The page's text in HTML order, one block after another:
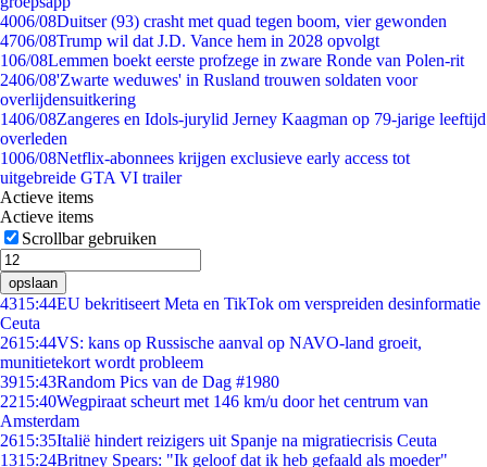
4006/08Duitser (93) crasht met quad tegen boom, vier gewonden
4706/08Trump wil dat J.D. Vance hem in 2028 opvolgt
106/08Lemmen boekt eerste profzege in zware Ronde van Polen-rit
2406/08'Zwarte weduwes' in Rusland trouwen soldaten voor
overlijdensuitkering
1406/08Zangeres en Idols-jurylid Jerney Kaagman op 79-jarige leeftijd
overleden
1006/08Netflix-abonnees krijgen exclusieve early access tot
uitgebreide GTA VI trailer
Actieve items
Actieve items
Scrollbar gebruiken
opslaan
4315:44EU bekritiseert Meta en TikTok om verspreiden desinformatie
Ceuta
2615:44VS: kans op Russische aanval op NAVO-land groeit,
munitietekort wordt probleem
3915:43Random Pics van de Dag #1980
2215:40Wegpiraat scheurt met 146 km/u door het centrum van
Amsterdam
2615:35Italië hindert reizigers uit Spanje na migratiecrisis Ceuta
1315:24Britney Spears: "Ik geloof dat ik heb gefaald als moeder"